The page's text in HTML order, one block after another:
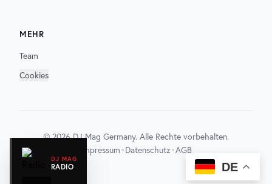
DJ MAG
RADIO DE
MEHR
Team
Cookies
©2026DJ Mag Germany. Alle Rechte vorbehalten.
Impressum•Datenschutz•AGB